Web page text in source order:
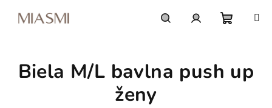
košík
Biela M/L bavlna push up
ženy